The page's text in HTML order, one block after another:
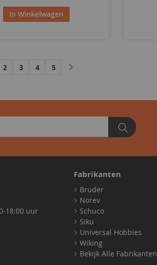
In Winkelwagen
2 3 4 5
18:00 uur
Fabrikanten
Bruder
Norev
Schuco
Siku
Universal Hobbies
Wiking
Bekijk Alle Fabrikanten